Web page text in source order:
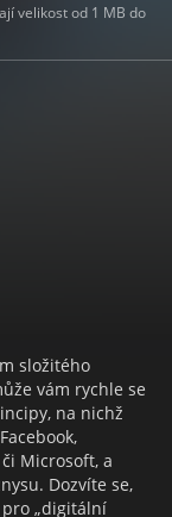
velikost od 1 MB do
složitého
vám rychle se
na nichž
Microsoft, a
Dozvíte se,
„digitální